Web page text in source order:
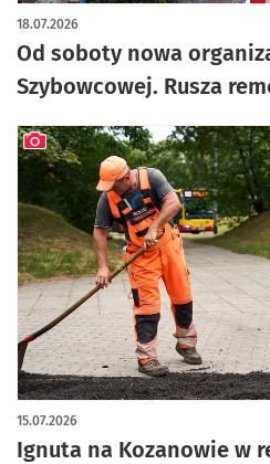
Od soboty nowa
Szybowcowej. Rusza
18.07.2026
artykuł z galerią zdjęć
Ignuta na Kozanowie w
15.07.2026
artykuł z galerią zdjęć